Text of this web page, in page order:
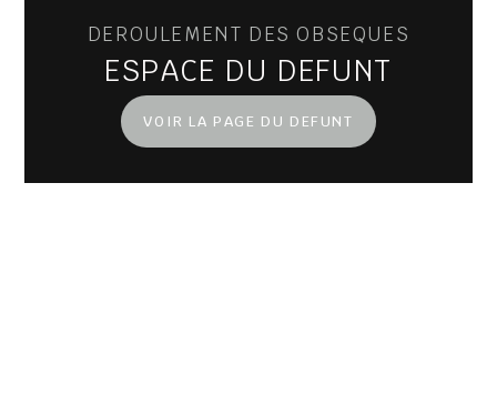
DEROULEMENT DES OBSEQUES
ESPACE DU DEFUNT
VOIR LA PAGE DU DEFUNT